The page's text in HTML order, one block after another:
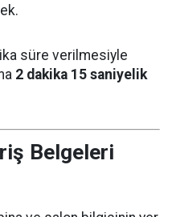
süre verilmesiyle
2 dakika 15 saniyelik
Belgeleri